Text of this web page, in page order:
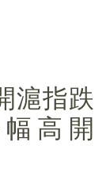
滬指跌
高開